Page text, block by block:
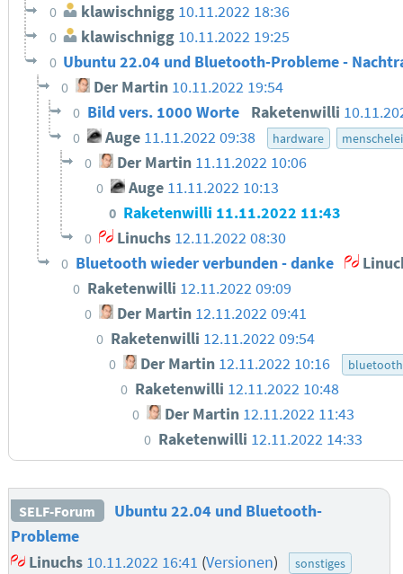
0 klawischnigg 10.11.2022 18:36
0 klawischnigg 10.11.2022 19:25
0 Ubuntu 22.04 und Bluetooth-Probleme -
0 Der Martin 10.11.2022 19:54
0 Bild vers. 1000 Worte Raketenwilli
0 Auge 11.11.2022 09:38 hardware menschelei
0 Der Martin 11.11.2022 10:06
0 Auge 11.11.2022 10:13
0 Raketenwilli 11.11.2022 11:43
0 Linuchs 12.11.2022 08:30
0 Bluetooth wieder verbunden - danke
0 Raketenwilli 12.11.2022 09:09
0 Der Martin 12.11.2022 09:41
0 Raketenwilli 12.11.2022 09:54
0 Der Martin 12.11.2022 10:16 bluetooth
0 Raketenwilli 12.11.2022 10:48
0 Der Martin 12.11.2022 11:43
0 Raketenwilli 12.11.2022 14:33
SELF-Forum
Ubuntu 22.04 und Bluetooth-
Probleme
Linuchs 10.11.2022 16:41 (Versionen) sonstiges